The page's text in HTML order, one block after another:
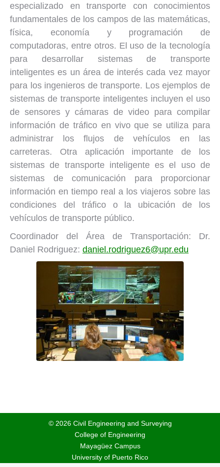
especializado en transporte con conocimientos
fundamentales de los campos de las matemáticas,
física, economía y programación de
computadoras, entre otros. El uso de la tecnología
para desarrollar sistemas de transporte
inteligentes es un área de interés cada vez mayor
para los ingenieros de transporte. Los ejemplos de
sistemas de transporte inteligentes incluyen el uso
de sensores y cámaras de video para compilar
información de tráfico en vivo que se utiliza para
administrar los flujos de vehículos en las
carreteras. Otra aplicación importante de los
sistemas de transporte inteligente es el uso de
sistemas de comunicación para proporcionar
información en tiempo real a los viajeros sobre las
condiciones del tráfico o la ubicación de los
vehículos de transporte público.
Coordinador del Área de Transportación: Dr.
Daniel Rodriguez: daniel.rodriguez6@upr.edu
© 2026 Civil Engineering and Surveying
College of Engineering
Mayagüez Campus
University of Puerto Rico